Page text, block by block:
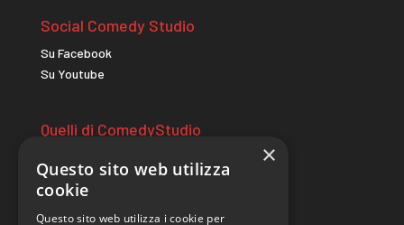
Social Comedy Studio
Su Facebook
Su Youtube
Quelli di ComedyStudio
wildcomedycamp.it
×
Questo sito web utilizza
cookie
Questo sito web utilizza i cookie per